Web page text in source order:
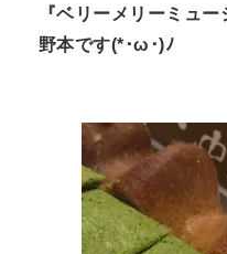
O
『ベリーメリーミュ
野本です(* ･ω･)ﾉ